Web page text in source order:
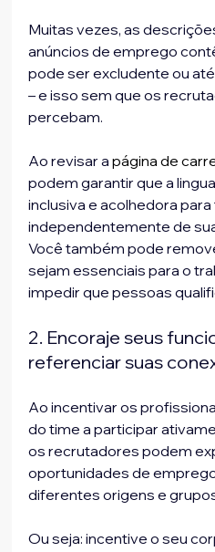
Muitas vezes, as
anúncios de emprego
pode ser excludente ou
– e isso sem que os
percebam.
Ao revisar a página de
podem garantir que a
inclusiva e acolhedora
independentemente de
Você também pode
sejam essenciais para o
impedir que pessoas
2. Encoraje seus
referenciar suas
Ao incentivar os
do time a participar
os recrutadores podem
oportunidades de
diferentes origens e
Ou seja: incentive o seu